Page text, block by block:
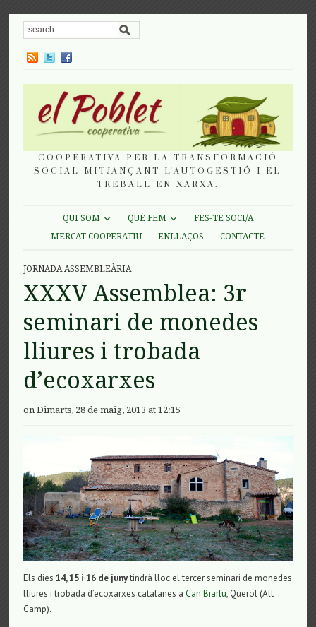
COOPERATIVA PER LA TRANSFORMACIÓ
SOCIAL MITJANÇANT L'AUTOGESTIÓ I EL
TREBALL EN XARXA.
QUI SOM QUÈ FEM
FES-TE SOCI/A
MERCAT COOPERATIU
ENLLAÇOS CONTACTE
JORNADA ASSEMBLEÀRIA
XXXV Assemblea: 3r
seminari de monedes
lliures i trobada
d’ecoxarxes
on Dimarts, 28 de maig, 2013 at 12:15
Els dies14, 15 i 16 de junytindrà lloc el tercer seminari de monedes
lliures i trobada d’ecoxarxes catalanes a Can Biarlu, Querol (Alt
Camp).